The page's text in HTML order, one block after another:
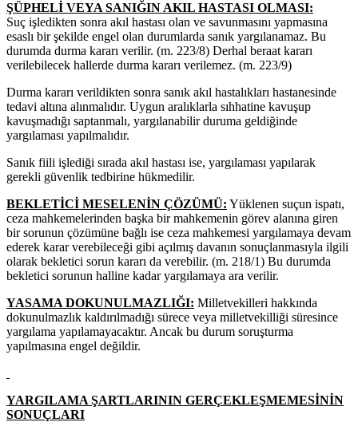
ŞÜPHELİ VEYA SANIĞIN AKIL HASTASI OLMASI:
Suç işledikten sonra akıl hastası olan ve savunmasını yapmasına
esaslı bir şekilde engel olan durumlarda sanık yargılanamaz. Bu
durumda durma kararı verilir. (m. 223/8) Derhal beraat kararı
verilebilecek hallerde durma kararı verilemez. (m. 223/9)
Durma kararı verildikten sonra sanık akıl hastalıkları hastanesinde
tedavi altına alınmalıdır. Uygun aralıklarla sıhhatine kavuşup
kavuşmadığı saptanmalı, yargılanabilir duruma geldiğinde
yargılaması yapılmalıdır.
Sanık fiili işlediği sırada akıl hastası ise, yargılaması yapılarak
gerekli güvenlik tedbirine hükmedilir.
BEKLETİCİ MESELENİN ÇÖZÜMÜ: Yüklenen suçun ispatı,
ceza mahkemelerinden başka bir mahkemenin görev alanına giren
bir sorunun çözümüne bağlı ise ceza mahkemesi yargılamaya devam
ederek karar verebileceği gibi açılmış davanın sonuçlanmasıyla ilgili
olarak bekletici sorun kararı da verebilir. (m. 218/1) Bu durumda
bekletici sorunun halline kadar yargılamaya ara verilir.
YASAMA DOKUNULMAZLIĞI: Milletvekilleri hakkında
dokunulmazlık kaldırılmadığı sürece veya milletvekilliği süresince
yargılama yapılamayacaktır. Ancak bu durum soruşturma
yapılmasına engel değildir.
YARGILAMA ŞARTLARININ GERÇEKLEŞMEMESİNİN
SONUÇLARI